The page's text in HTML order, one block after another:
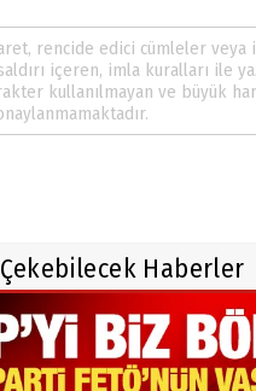
Çekebilecek Haberler